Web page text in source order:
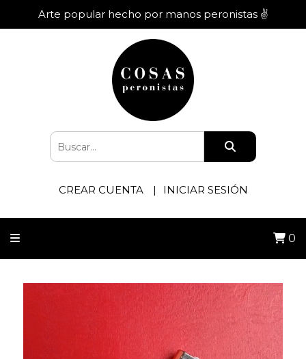
Arte popular hecho por manos peronistas ✌️
CREAR CUENTA INICIAR SESIÓN
0